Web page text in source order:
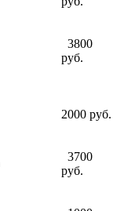
3800
руб.
2000 руб.
3700
руб.